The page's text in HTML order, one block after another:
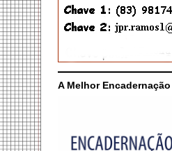
A Melhor Encadernação